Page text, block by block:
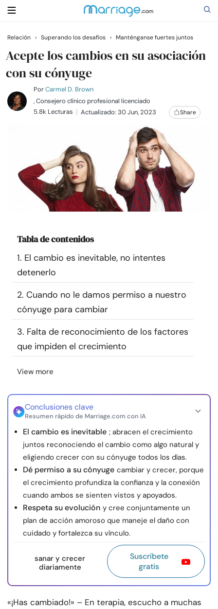
Buscar
Casarse
Relaciones
Ayuda
Comunidad
Encuentra un terapeuta
Idioma
Sobre nosotros Contáctanos Escríbenos
Relación › Superando los desafíos › Manténganse fuertes juntos
Acepte los cambios en su asociación
con su cónyuge
PorCarmel D. Brown
, Consejero clínico profesional licenciado
5.8k Lecturas
Actualizado: 30 Jun, 2023 Share
Tabla de contenidos
1. El cambio es inevitable, no intentes
detenerlo
2. Cuando no le damos permiso a nuestro
cónyuge para cambiar
3. Falta de reconocimiento de los factores
que impiden el crecimiento
View more
Conclusiones clave
Resumen rápido de Marriage.com con IA
El cambio es inevitable ; abracen el crecimiento
juntos reconociendo el cambio como algo natural y
eligiendo crecer con su cónyuge todos los días.
Dé permiso a su cónyuge cambiar y crecer, porque
el crecimiento profundiza la confianza y la conexión
cuando ambos se sienten vistos y apoyados.
Respeta su evolución y cree conjuntamente un
plan de acción amoroso que maneje el daño con
cuidado y fortalezca su vínculo.
sanar y crecer
diariamente
Suscríbete
gratis
«¡Has cambiado!» – En terapia, escucho a muchas